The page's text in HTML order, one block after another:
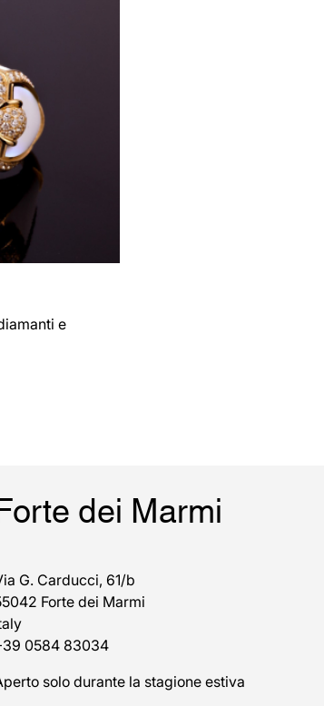
e
dei Marmi
G. Carducci, 61/b
Forte dei Marmi
0584 83034
solo durante la stagione estiva